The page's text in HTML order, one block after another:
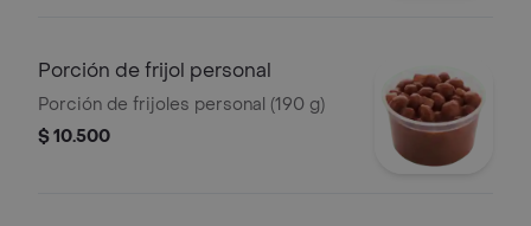
Porción de frijol personal
Porción de frijoles personal (190 g)
$ 10.500